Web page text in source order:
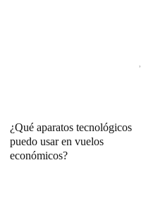
¿Qué aparatos tecnológicos
puedo usar en vuelos
económicos?